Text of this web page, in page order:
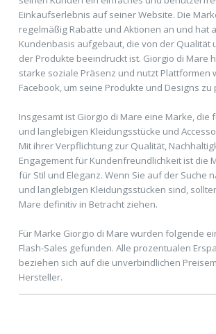
Einkaufserlebnis auf seiner Website. Die
regelmäßig Rabatte und Aktionen an und hat
Kundenbasis aufgebaut, die von der Qualität
der Produkte beeindruckt ist. Giorgio di Mare
starke soziale Präsenz und nutzt Plattformen
Facebook, um seine Produkte und Designs
Insgesamt ist Giorgio di Mare eine Marke, die
und langlebigen Kleidungsstücke und
Mit ihrer Verpflichtung zur Qualität,
Engagement für Kundenfreundlichkeit ist die
für Stil und Eleganz. Wenn Sie auf der Suche
und langlebigen Kleidungsstücken sind,
Mare definitiv in Betracht ziehen.
Für Marke Giorgio di Mare wurden folgende
Flash-Sales gefunden. Alle prozentualen
beziehen sich auf die unverbindlichen
Hersteller.